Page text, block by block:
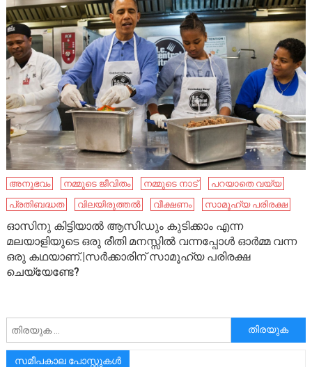
അനുഭവം നമ്മുടെ ജീവിതം നമ്മുടെ നാട്‌
പറയാതെ വയ്യ
പ്രതിബദ്ധത
വിലയിരുത്തൽ വീക്ഷണം സാമൂഹ്യ പരിരക്ഷ
ഓസിനു കിട്ടിയാൽ ആസിഡും കുടിക്കാം എന്ന
മലയാളിയുടെ ഒരു രീതി മനസ്സിൽ വന്നപ്പോൾ ഓർമ്മ വന്ന
ഒരു കഥയാണ്.|സർക്കാരിന് സാമൂഹ്യ പരിരക്ഷ
ചെയ്യേണ്ടേ?
അനേഷിക്കുക
സമീപകാല പോസ്റ്റുകൾ